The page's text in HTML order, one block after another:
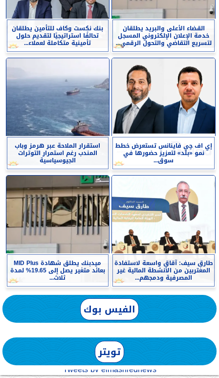
القضاء الأعلى والبريد يطلقان
خدمة الإعلان الإلكتروني المسجل
لتسريع التقاضي والتحول الرقمي...
بنك نكست وكاف للتأمين يطلقان
تحالفًا استراتيجيًا لتقديم حلول
تأمينية متكاملة لعملاء...
إي اف چي فاينانس تستعرض خطط
نمو «بلد» لتعزيز حضورها في
سوق...
استقرار الملاحة عبر هرمز وباب
المندب رغم استمرار التوترات
الجيوسياسية
طارق سيف: آقاق واسعة لاستفادة
المغتربين من الأنشطة المالية غير
المصرفية ودمجهم...
ميدبنك يطلق شهادة MID Plus
بعائد متغير يصل إلى 19.65% لمدة
ثلاث...
الفيس بوك
تويتر
Tweets by elmashreqnews